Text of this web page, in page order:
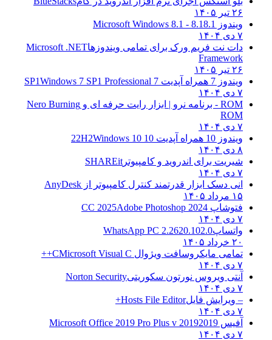
۲۶ تیر ۱۴۰۵
ویندوز 8.1
8.1 - Microsoft Windows 8.1
۷ دی ۱۴۰۴
دات نت فریم ورک برای تمامی ویندوزهاMicrosoft .NET
Framework
۲۶ تیر ۱۴۰۵
ویندوز 7 همراه آپدیت 7 SP1
Windows 7 SP1 Professional
۷ دی ۱۴۰۴
ROM - برنامه نرو | ابزار رایت حرفه ای و
Nero Burning
ROM
۷ دی ۱۴۰۴
ویندوز 10 همراه آپدیت 10 22H2
Windows 10
۸ دی ۱۴۰۴
شیریت برای اندروید و کامپیوتر SHAREit
۷ دی ۱۴۰۴
انی دسک ابزار قدرتمند کنترل کامپیوتر از AnyDesk
۱۵ مرداد ۱۴۰۵
فتوشاپ CC 2025 Adobe Photoshop 2024
۷ دی ۱۴۰۴
واتساپWhatsApp PC 2.2620.102.0
۲۰ خرداد ۱۴۰۵
تمامی مایکروسافت ویژوال C Microsoft Visual C++
۷ دی ۱۴۰۴
آنتی ویروس نورتون سکوریتیNorton Security
۷ دی ۱۴۰۴
– ویرایش فایلHosts File Editor+
۷ دی ۱۴۰۴
آفیس 2019 2019 Microsoft Office 2019 Pro Plus v
۷ دی ۱۴۰۴